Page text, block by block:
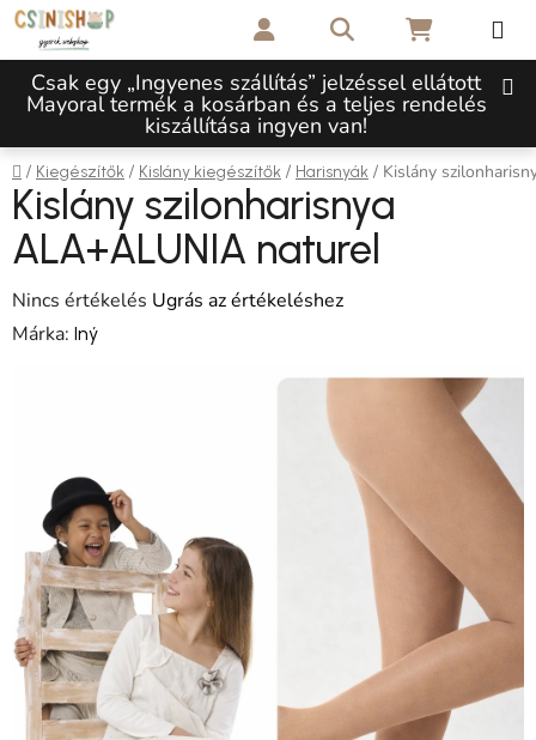
Ugrás a fő tartalomhoz
Csak egy „Ingyenes szállítás” jelzéssel ellátott
Mayoral termék a kosárban és a teljes rendelés
kiszállítása ingyen van!
KeresésKOSÁR
Kezdőlap
/ Kiegészítők / Kislány kiegészítők / Harisnyák / Kislány
Kislány szilonharisnya
ALA+ALUNIA naturel
A termék átlagos értékelése 5-ből 0,0 csillag.
Nincs értékelés Ugrás az értékeléshez
Márka: Iný